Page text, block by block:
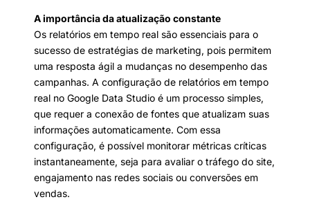
A importância da atualização constante
Os relatórios em tempo real são essenciais para o
sucesso de estratégias de marketing, pois permitem
uma resposta ágil a mudanças no desempenho das
campanhas. A configuração de relatórios em tempo
real no Google Data Studio é um processo simples,
que requer a conexão de fontes que atualizam suas
informações automaticamente. Com essa
configuração, é possível monitorar métricas críticas
instantaneamente, seja para avaliar o tráfego do site,
engajamento nas redes sociais ou conversões em
vendas.